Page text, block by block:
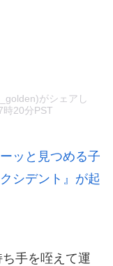
がシェアし
時20分PST
ッと見つめる子
シデント』が起
手を咥えて運